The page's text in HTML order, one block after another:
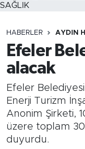
SAĞLIK
HABERLER AYDIN
Efeler
alacak
Efeler
Enerji Turizm
Anonim Şirketi,
üzere toplam 30
duyurdu.